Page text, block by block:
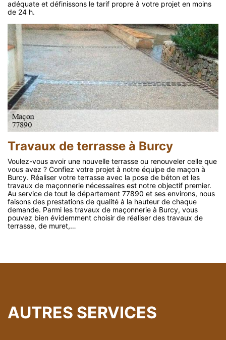
adéquate et définissons le tarif propre à votre projet en moins
de 24 h.
Travaux de terrasse à Burcy
Voulez-vous avoir une nouvelle terrasse ou renouveler celle que
vous avez ? Confiez votre projet à notre équipe de maçon à
Burcy. Réaliser votre terrasse avec la pose de béton et les
travaux de maçonnerie nécessaires est notre objectif premier.
Au service de tout le département 77890 et ses environs, nous
faisons des prestations de qualité à la hauteur de chaque
demande. Parmi les travaux de maçonnerie à Burcy, vous
pouvez bien évidemment choisir de réaliser des travaux de
terrasse, de muret,…
AUTRES SERVICES